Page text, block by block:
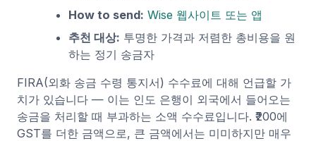
How to send: Wise 웹사이트 또는 앱
추천 대상: 투명한 가격과 저렴한 총비용을 원
하는 정기 송금자
FIRA(외화 송금 수령 통지서) 수수료에 대해 언급할 가
치가 있습니다 — 이는 인도 은행이 외국에서 들어오는
송금을 처리할 때 부과하는 소액 수수료입니다. ₹200에
GST를 더한 금액으로, 큰 금액에서는 미미하지만 매우